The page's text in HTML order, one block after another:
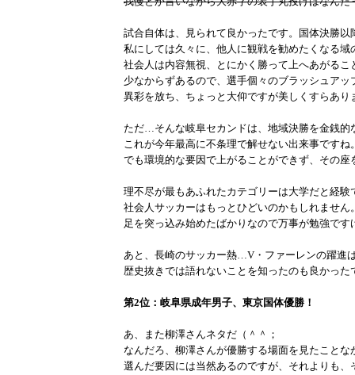
試合自体は、見られて良かったです。国体決勝以
私にしては久々に、他人に観戦を勧めたくなる域
社会人は内容無視、とにかく勝って上へあがる
少なからずあるので、選手個々のブラッシュアッ
異彩を放ち、ちょっと大仰ですが美しくすらあり
ただ…そんな岐阜セカンドは、地域決勝を金銭的
これが今年最高に不条理で解せない出来事です
でも環境的な要因で上がることができず、その
理不尽が最もあふれたカテゴリーは大学だと経験
社会人サッカーはもっとひどいのかもしれません
足を突っ込み始めたばかりなので万事が勉強で
あと、長崎のサッカー熱…V・ファーレンの躍進
歴史抜きでは語れないことを知ったのも良かっ
第2位：岐阜県成年男子、東京国体優勝！
あ、また柳澤さんネタだ（＾＾；
なんだろ、柳澤さんが優勝する場面を見たことな
選んだ要因には当然あるのですが、それよりも、